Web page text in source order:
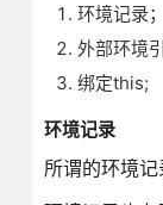
环境记录；
外部环境引
绑定this;
环境记录
所谓的环境